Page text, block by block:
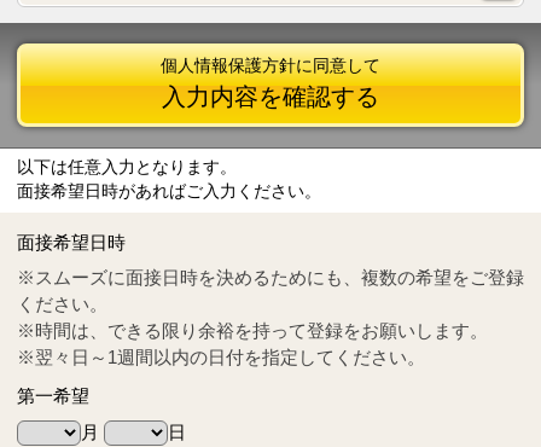
個人情報保護方針
Tel
0570-55-0314
個人情報保護方針に同意して
入力内容を確認する
以下は任意入力となります。
面接希望日時があればご入力ください。
面接希望日時
※スムーズに面接日時を決めるためにも、複数の希望をご登録
ください。
※時間は、できる限り余裕を持って登録をお願いします。
※翌々日～1週間以内の日付を指定してください。
第一希望
月
日